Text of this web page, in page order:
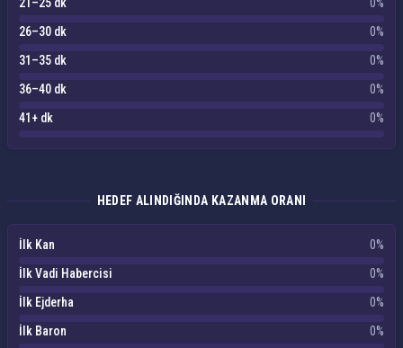
26–30 dk
0%
31–35 dk
0%
36–40 dk
0%
41+ dk
0%
HEDEF ALINDIĞINDA KAZANMA ORANI
İlk Kan
0%
İlk Vadi Habercisi
0%
İlk Ejderha
0%
İlk Baron
0%